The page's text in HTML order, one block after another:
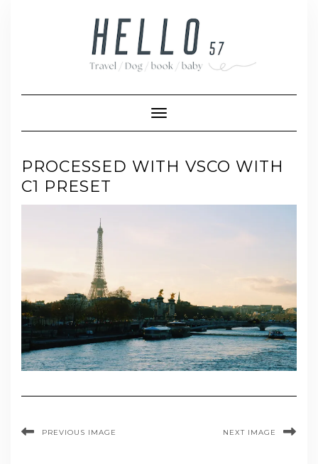
Toggle Navigation
PROCESSED WITH VSCO WITH
C1 PRESET
PREVIOUS IMAGE NEXT IMAGE